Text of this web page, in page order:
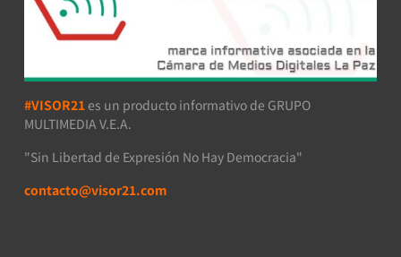
#VISOR21 es un producto informativo de GRUPO
MULTIMEDIA V.E.A.
"Sin Libertad de Expresión No Hay Democracia"
contacto@visor21.com